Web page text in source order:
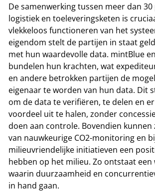
De samenwerking tussen meer dan
logistiek en toeleveringsketen is
vlekkeloos functioneren van het
eigendom stelt de partijen in staat
met hun waardevolle data. mintBlue
bundelen hun krachten, wat
en andere betrokken partijen de
eigenaar te worden van hun data. Dit
om de data te verifiëren, te delen en
voordeel uit te halen, zonder
doen aan controle. Bovendien
van nauwkeurige CO2-monitoring en
milieuvriendelijke initiatieven een
hebben op het milieu. Zo ontstaat een
waarin duurzaamheid en
in hand gaan.